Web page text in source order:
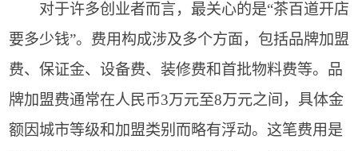
对于许多创业者而言，最关心的是“茶百道开店
要多少钱”。费用构成涉及多个方面，包括品牌加盟
费、保证金、设备费、装修费和首批物料费等。品
牌加盟费通常在人民币3万元至8万元之间，具体金
额因城市等级和加盟类别而略有浮动。这笔费用是